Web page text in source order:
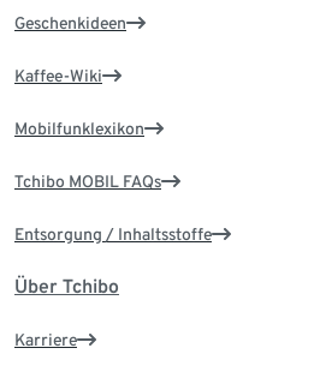
Geschenkideen
Kaffee-Wiki
Mobilfunklexikon
Tchibo MOBIL FAQs
Entsorgung / Inhaltsstoffe
Über Tchibo
Karriere